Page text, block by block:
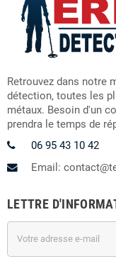
Retrouvez dans notre
détection, toutes les
métaux. Besoin d'un
prendra le temps de
06 95 43 10 42
Email:
LETTRE